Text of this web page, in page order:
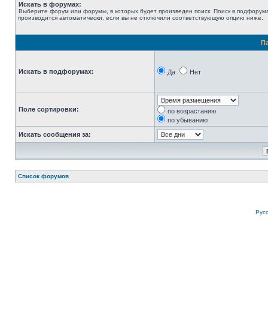
Искать в форумах:
Выберите форум или форумы, в которых будет произведен поиск. Поиск в
производится автоматически, если вы не отключили соответствующую опцию ниже.
Искать в подфорумах: Да Нет
Поле сортировки:
по возрастанию
по убыванию
Искать сообщения за:
Список форумов